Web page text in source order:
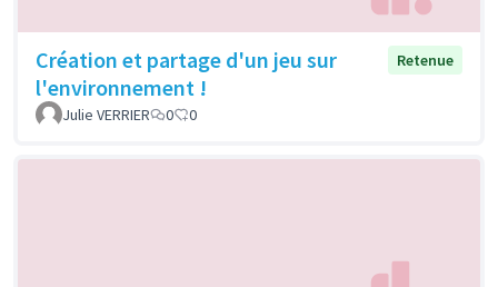
Création et partage d'un jeu sur
l'environnement !
Retenue
Julie VERRIER 0 0